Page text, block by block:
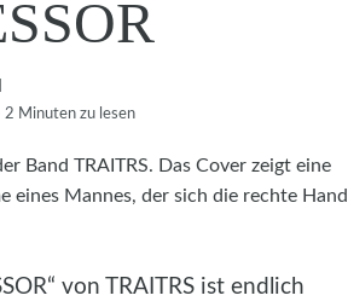
2 Minuten zu lesen
von TRAITRS ist endlich